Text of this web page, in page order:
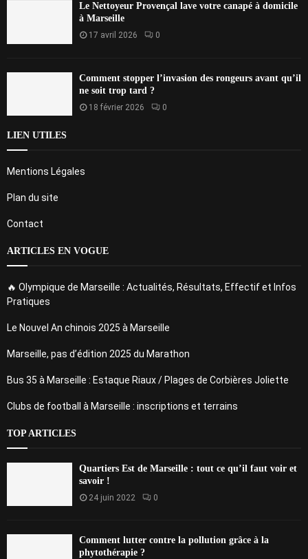
Le Nettoyeur Provençal lave votre canapé à domicile
à Marseille
17 avril 2026 0
Comment stopper l’invasion des rongeurs avant qu’il
ne soit trop tard ?
18 février 2026 0
LIEN UTILES
Mentions Légales
Plan du site
Contact
ARTICLES EN VOGUE
🔥 Olympique de Marseille : Actualités, Résultats, Effectif et Infos
Pratiques
Le Nouvel An chinois 2025 à Marseille
Marseille, pas d’édition 2025 du Marathon
Bus 35 à Marseille : Estaque Riaux / Plages de Corbières Joliette
Clubs de football à Marseille : inscriptions et terrains
TOP ARTICLES
Quartiers Est de Marseille : tout ce qu’il faut voir et
savoir !
24 juin 2022 0
Comment lutter contre la pollution grâce à la
phytothérapie ?